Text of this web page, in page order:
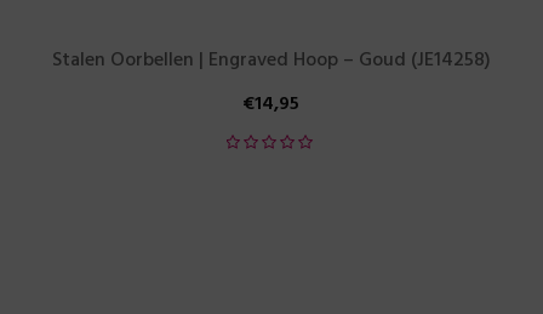
Stalen Oorbellen | Engraved Hoop – Goud (JE14258)
€14,95